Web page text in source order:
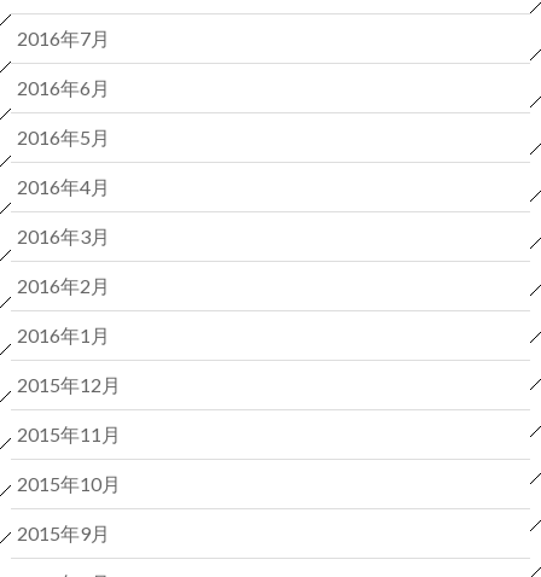
2016年7月
2016年6月
2016年5月
2016年4月
2016年3月
2016年2月
2016年1月
2015年12月
2015年11月
2015年10月
2015年9月